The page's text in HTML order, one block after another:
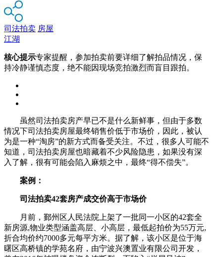
司法拍卖 房屋
江湖
核心提示专家提醒，参加拍卖前要详细了解拍品情况，保
持冷静谨慎态度，绝不能因现场竞拍激烈而盲目跟拍。
虽然司法拍卖房产早已不是什么新鲜事，但由于多数
情况下司法拍卖房屋最终销售价低于市场价，因此，被认
为是一种“淘房”的新方式而备受关注。不过，很多人可能不
知道，司法拍卖房屋也暗藏着不少风险隐患，如果没有深
入了解，很有可能会陷入麻烦之中，最终“得不偿失”。
案例：
司法拍卖42套房产成交价高于市场价
月前，鄞州区人民法院上架了一批同一小区的42套全
新房源,物业类型涵盖高层、小高层，最低起拍价为55万元,
折合均价约7000多元每平方米。据了解，该小区是位于海
曙区高桥镇的学苑名府，由宁波兴澳置业有限公司开发，